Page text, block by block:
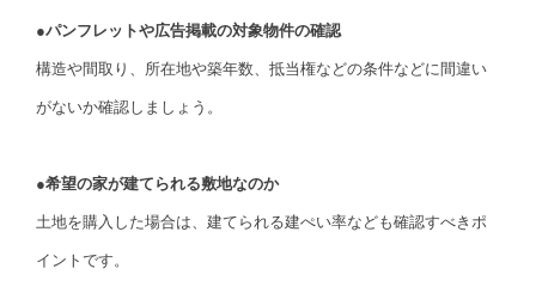
●パンフレットや広告掲載の対象物件の確認
構造や間取り、所在地や築年数、抵当権などの条件などに間違い
がないか確認しましょう。
●希望の家が建てられる敷地なのか
土地を購入した場合は、建てられる建ぺい率なども確認すべきポ
イントです。